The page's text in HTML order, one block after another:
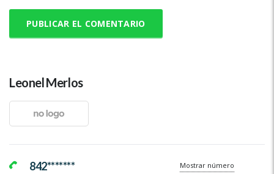
Leonel Merlos
842******* Mostrar número